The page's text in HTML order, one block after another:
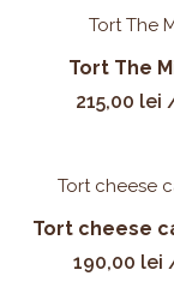
Tort The
215,00 lei
Tort cheese
190,00 lei